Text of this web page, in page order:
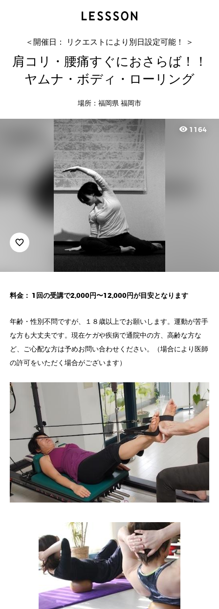
肩コリ・腰痛すぐにおさらば！！ヤムナ・ボデ
ィ・ローリング
NORICO
＜開催日： リクエストにより別日設定可能！ ＞
肩コリ・腰痛すぐにおさらば！！
ヤムナ・ボディ・ローリング
場所：福岡県 福岡市
visibility 1164
favorite_border
料金： 1回の受講で2,000円〜12,000円が目安となります
年齢・性別不問ですが、１８歳以上でお願いします。運動が苦手
な方も大丈夫です。現在ケガや疾病で通院中の方、高齢な方な
ど、ご心配な方は予めお問い合わせください。（場合により医師
の許可をいただく場合がございます）